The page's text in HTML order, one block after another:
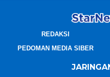
REDAKSI
PEDOMAN MEDIA SIBER